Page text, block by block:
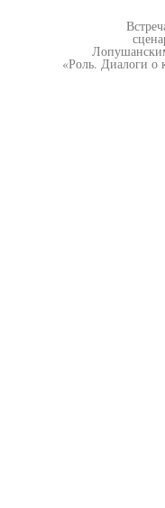
«Роль. Диалоги о